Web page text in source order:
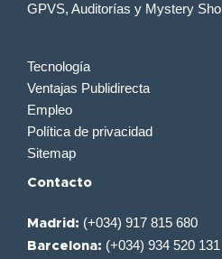
GPVS, Auditorías y Mystery
Tecnología
Ventajas Publidirecta
Empleo
Política de privacidad
Sitemap
Contacto
Madrid: (+034) 917 815 680
Barcelona: (+034) 934 520 131